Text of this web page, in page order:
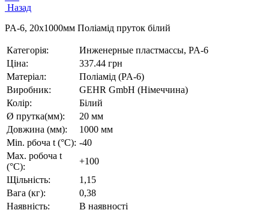
Назад
PA-6, 20х1000мм Поліамід пруток білий
Категорія:
Инженерные пластмассы, PA-6
Ціна:
337.44 грн
Матеріал:
Поліамід (PA-6)
Виробник:
GEHR GmbH (Німеччина)
Колір:
Білий
Ø прутка(мм):
20 мм
Довжина (мм):
1000 мм
Min. рбоча t (°C): -40
Max. робоча t
(°C):
+100
Щільність:
1,15
Вага (кг):
0,38
Наявність:
В наявності